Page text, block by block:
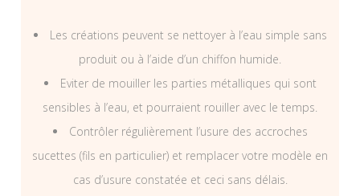
Les créations peuvent se nettoyer à l’eau simple sans
produit ou à l’aide d’un chiffon humide.
Eviter de mouiller les parties métalliques qui sont
sensibles à l’eau, et pourraient rouiller avec le temps.
Contrôler régulièrement l’usure des accroches
sucettes (fils en particulier) et remplacer votre modèle en
cas d’usure constatée et ceci sans délais.